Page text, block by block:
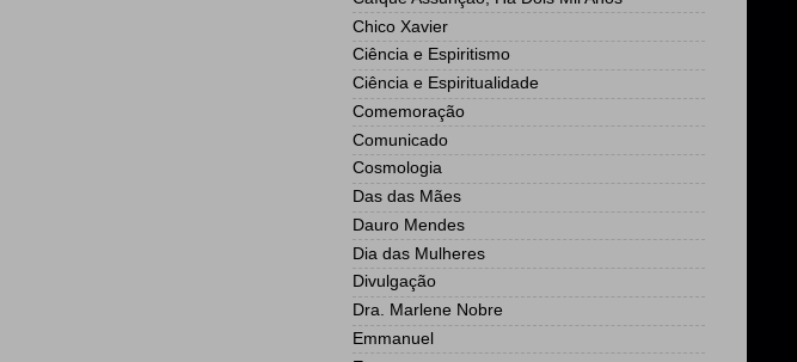
Chico Xavier
Ciência e Espiritismo
Ciência e Espiritualidade
Comemoração
Comunicado
Cosmologia
Das das Mães
Dauro Mendes
Dia das Mulheres
Divulgação
Dra. Marlene Nobre
Emmanuel